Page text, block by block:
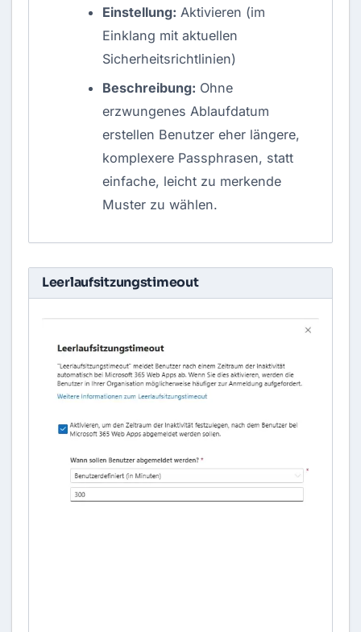
Einstellung: Aktivieren (im
Einklang mit aktuellen
Sicherheitsrichtlinien)
Beschreibung: Ohne
erzwungenes Ablaufdatum
erstellen Benutzer eher längere,
komplexere Passphrasen, statt
einfache, leicht zu merkende
Muster zu wählen.
Leerlaufsitzungstimeout